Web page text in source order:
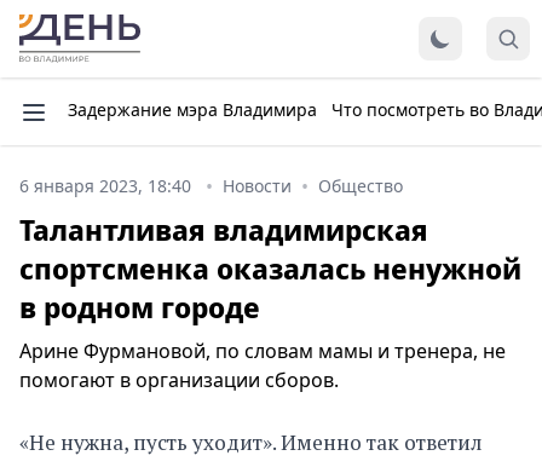
Задержание мэра Владимира Что посмотреть во
6 января 2023, 18:40 Новости Общество
Талантливая владимирская
спортсменка оказалась ненужной
в родном городе
Арине Фурмановой, по словам мамы и тренера, не
помогают в организации сборов.
«Не нужна, пусть уходит». Именно так ответил